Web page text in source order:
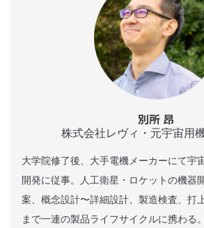
別所 昂
株式会社レヴィ・元宇宙用
大学院修了後、大手電機メーカーにて宇
開発に従事。人工衛星・ロケットの機器
案、概念設計〜詳細設計、製造検査、打
まで一連の製品ライフサイクルに携わる